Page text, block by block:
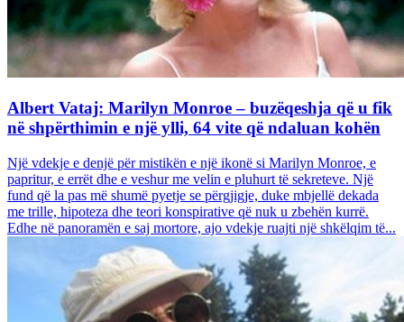
Albert Vataj: Marilyn Monroe – buzëqeshja që u fik
në shpërthimin e një ylli, 64 vite që ndaluan kohën
Një vdekje e denjë për mistikën e një ikonë si Marilyn Monroe, e
papritur, e errët dhe e veshur me velin e pluhurt të sekreteve. Një
fund që la pas më shumë pyetje se përgjigje, duke mbjellë dekada
me trille, hipoteza dhe teori konspirative që nuk u zbehën kurrë.
Edhe në panoramën e saj mortore, ajo vdekje ruajti një shkëlqim të...